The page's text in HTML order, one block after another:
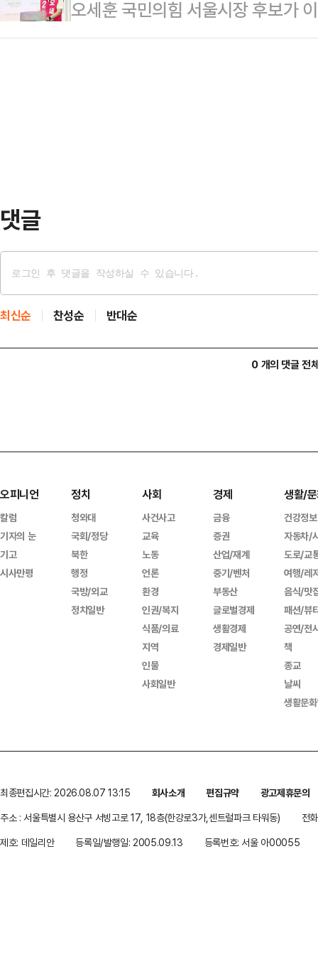
있어 당에서 후보를 박탈하거나 이
만 남은 것"이라…
조사한 결과, 하정우 더불어민주당
33%, 박민식 국민의힘 후보는
오세훈 국민의힘 서울시장 후보가
사 라인을 전면 교체하라"고 촉구
댓글
최신순 찬성순 반대순
0 개의 댓글 전
오피니언
칼럼
기자의 눈
기고
시사만평
정치
청와대
국회/정당
북한
행정
국방/외교
정치일반
사회
사건사고
교육
노동
언론
환경
인권/복지
식품/의료
지역
인물
사회일반
경제
금융
증권
산업/재계
중기/벤처
부동산
글로벌경제
생활경제
경제일반
생활/
건강정보
자동차/
도로/교
여행/레
음식/맛
패션/뷰
공연/전
책
종교
날씨
생활문
최종편집시간: 2026.08.07 13:15 회사소개 편집규약
광고제휴문의
주소 : 서울특별시 용산구 서빙고로 17, 18층(한강로3가,센트럴파크 타워동)
전
제호: 데일리안
등록일/발행일: 2005.09.13 등록번호: 서울 아00055